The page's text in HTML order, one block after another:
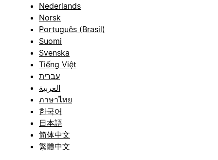
Nederlands
Norsk
Português (Brasil)
Suomi
Svenska
Tiếng Việt
עברית
العربية
ภาษาไทย
한국어
日本語
简体中文
繁體中文